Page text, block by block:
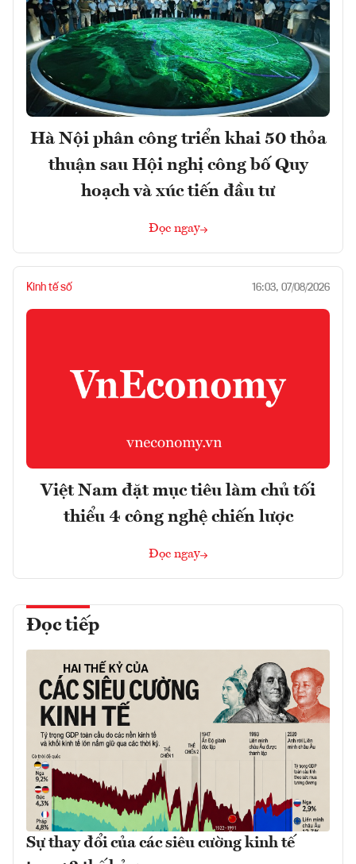
Hà Nội phân công triển khai 50 thỏa
thuận sau Hội nghị công bố Quy
hoạch và xúc tiến đầu tư
Đọc ngay
Kinh tế số 16:03, 07/08/2026
Việt Nam đặt mục tiêu làm chủ tối
thiểu 4 công nghệ chiến lược
Đọc ngay
Đọc tiếp
Sự thay đổi của các siêu cường kinh tế